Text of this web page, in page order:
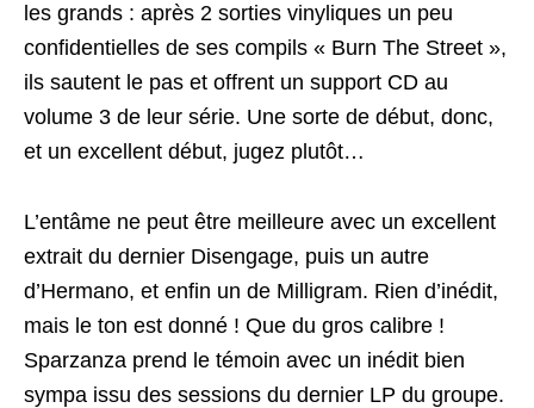
les grands : après 2 sorties vinyliques un peu
confidentielles de ses compils « Burn The Street »,
ils sautent le pas et offrent un support CD au
volume 3 de leur série. Une sorte de début, donc,
et un excellent début, jugez plutôt…
L’entâme ne peut être meilleure avec un excellent
extrait du dernier Disengage, puis un autre
d’Hermano, et enfin un de Milligram. Rien d’inédit,
mais le ton est donné ! Que du gros calibre !
Sparzanza prend le témoin avec un inédit bien
sympa issu des sessions du dernier LP du groupe.